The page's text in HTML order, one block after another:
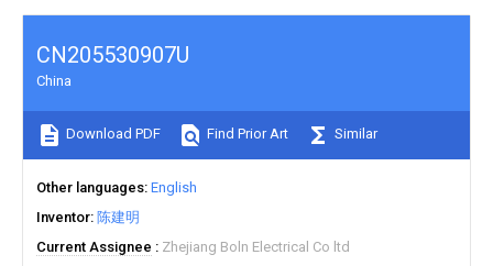
CN205530907U
China
Download PDF Find Prior Art Similar
Other languages English
Inventor 陈建明
Current Assignee
Zhejiang Boln Electrical Co ltd